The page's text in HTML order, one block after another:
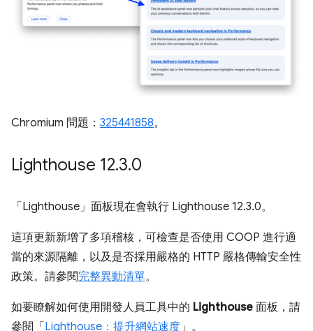
Chromium 問題： 325441858。
Lighthouse 12.3.0
「Lighthouse」 面板現在會執行 Lighthouse 12.3.0。
這項更新新增了多項稽核，可檢查是否使用 COOP 進行適
當的來源隔離，以及是否採用嚴格的 HTTP 嚴格傳輸安全性
政策。請參閱完整異動清單。
如要瞭解如何使用開發人員工具中的 Lighthouse 面板，請
參閱「Lighthouse：提升網站速度 」。